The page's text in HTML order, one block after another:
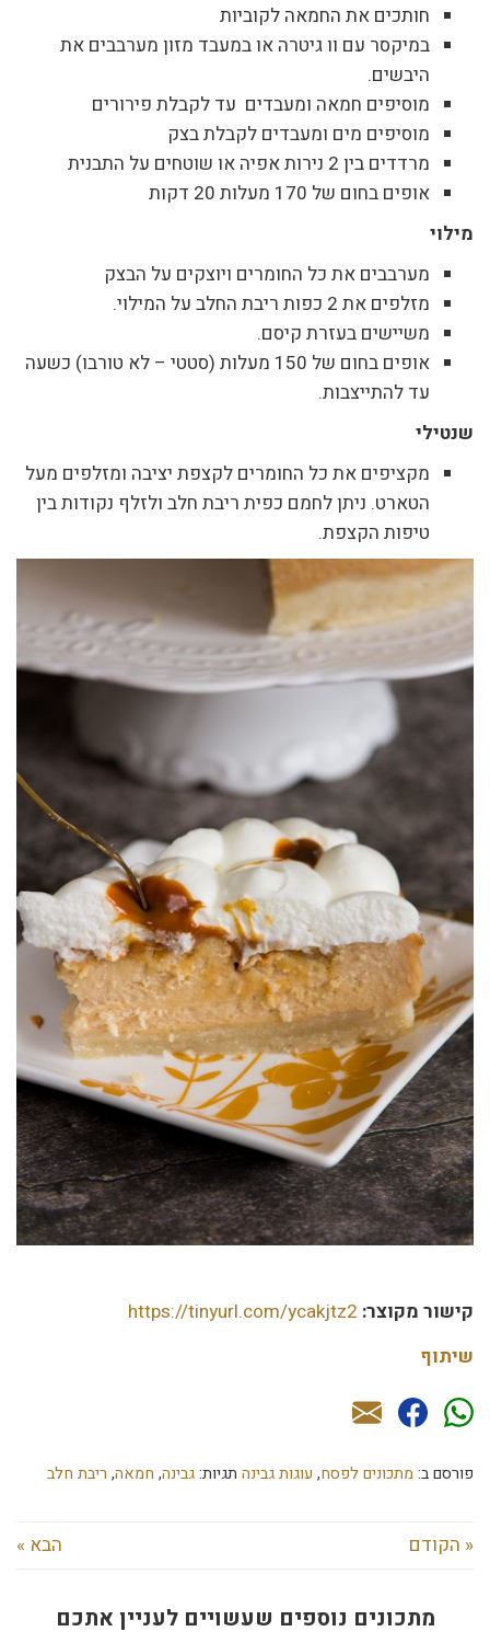
חותכים את החמאה לקוביות
במיקסר עם וו גיטרה או במעבד מזון מערבבים את
היבשים.
מוסיפים חמאה ומעבדים עד לקבלת פירורים
מוסיפים מים ומעבדים לקבלת בצק
מרדדים בין 2 נירות אפיה או שוטחים על התבנית
אופים בחום של 170 מעלות 20 דקות
מילוי
מערבבים את כל החומרים ויוצקים על הבצק
מזלפים את 2 כפות ריבת החלב על המילוי.
משיישים בעזרת קיסם.
אופים בחום של 150 מעלות (סטטי – לא טורבו) כשעה
עד להתייצבות.
שנטילי
מקציפים את כל החומרים לקצפת יציבה ומזלפים מעל
הטארט. ניתן לחמם כפית ריבת חלב ולזלף נקודות בין
טיפות הקצפת.
קישור מקוצר: https://tinyurl.com/ycakjtz2
שיתוף
פורסם ב: מתכונים לפסח, עוגות גבינה תגיות:גבינה, חמאה, ריבת חלב
« הקודם הבא »
מתכונים נוספים שעשויים לעניין אתכם